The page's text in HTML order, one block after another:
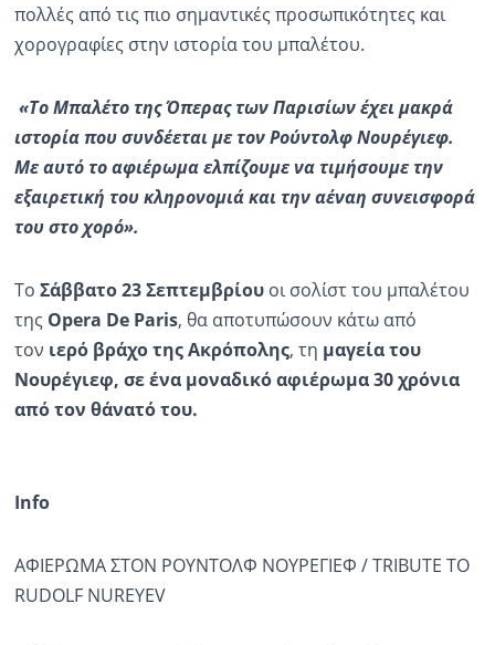
πολλές από τις πιο σημαντικές προσωπικότητες και
χορογραφίες στην ιστορία του μπαλέτου.
«Το Μπαλέτο της Όπερας των Παρισίων έχει μακρά
ιστορία που συνδέεται με τον Ρούντολφ Νουρέγιεφ.
Με αυτό το αφιέρωμα ελπίζουμε να τιμήσουμε την
εξαιρετική του κληρονομιά και την αέναη συνεισφορά
του στο χορό».
Το Σάββατο 23 Σεπτεμβρίουοι σολίστ του μπαλέτου
της Opera De Paris, θα αποτυπώσουν κάτω από
τον ιερό βράχο της Ακρόπολης, τη μαγεία του
Νουρέγιεφ, σε ένα μοναδικό αφιέρωμα 30 χρόνια
από τον θάνατό του.
Info
ΑΦΙΕΡΩΜΑ ΣΤΟΝ ΡΟΥΝΤΟΛΦ ΝΟΥΡΕΓΙΕΦ / TRIBUTE TO
RUDOLF NUREYEV